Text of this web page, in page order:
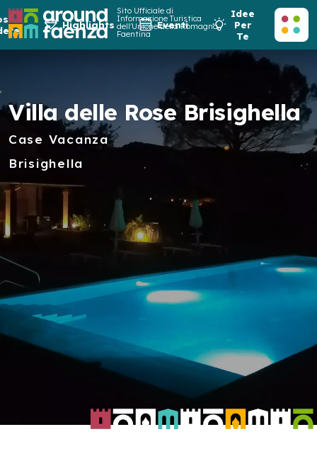
Sito Ufficiale di
Informazione Turistica
dell'Unione della Romagna
Faentina
Highlights Eventi
Idee
Per
Te
Villa delle Rose Brisighella
Case Vacanza
Brisighella